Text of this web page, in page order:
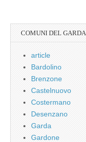
COMUNI DEL GARDA
article
Bardolino
Brenzone
Castelnuovo
Costermano
Desenzano
Garda
Gardone